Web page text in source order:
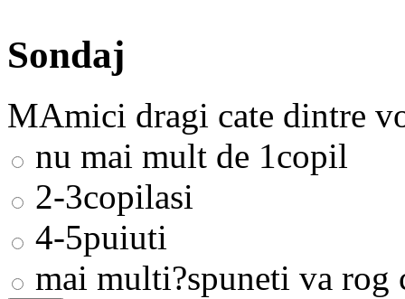
Sondaj
MAmici dragi cate dintre
nu mai mult de 1copil
2-3copilasi
4-5puiuti
mai multi?spuneti va rog